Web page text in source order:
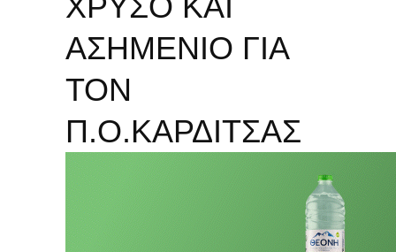
ΑΣΗΜΕΝΙΟ ΓΙΑ
ΤΟΝ
Π.Ο.ΚΑΡΔΙΤΣΑΣ